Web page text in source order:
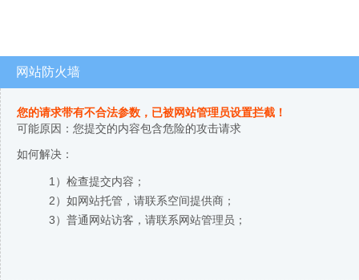
网站防火墙
您的请求带有不合法参数，已被网站管理员设置拦截！
可能原因：您提交的内容包含危险的攻击请求
如何解决：
1）检查提交内容；
2）如网站托管，请联系空间提供商；
3）普通网站访客，请联系网站管理员；